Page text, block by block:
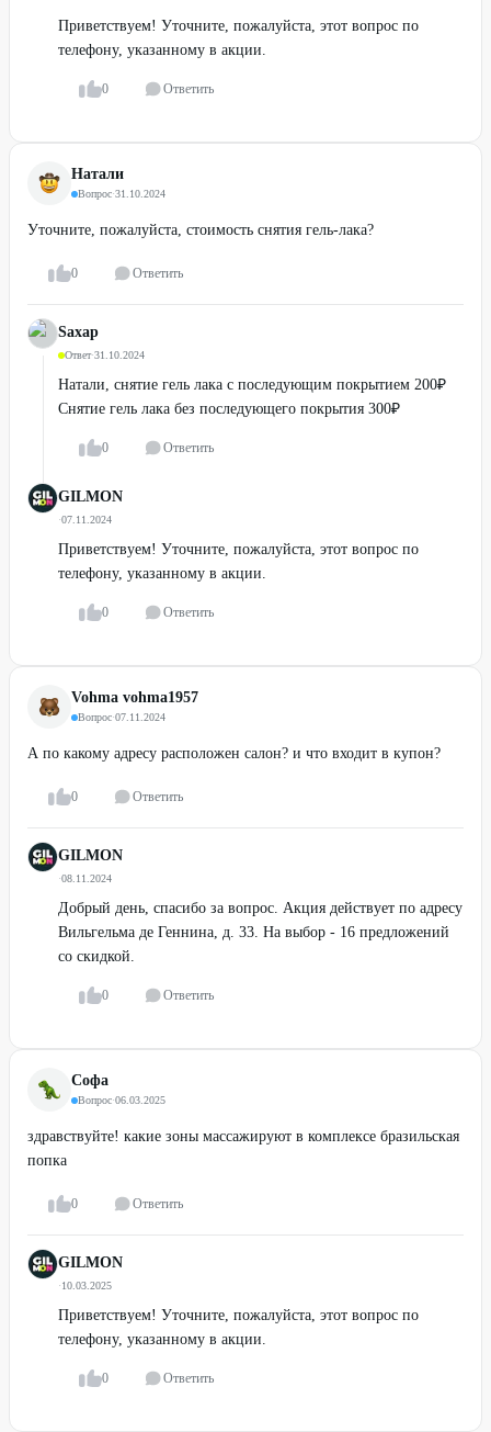
Приветствуем! Уточните, пожалуйста, этот вопрос по
телефону, указанному в акции.
0 Ответить
Натали
Вопрос·31.10.2024
Уточните, пожалуйста, стоимость снятия гель-лака?
0 Ответить
Sахар
Ответ·31.10.2024
Натали, снятие гель лака с последующим покрытием 200₽
Снятие гель лака без последующего покрытия 300₽
0 Ответить
GILMON
·07.11.2024
Приветствуем! Уточните, пожалуйста, этот вопрос по
телефону, указанному в акции.
0 Ответить
Vohma vohma1957
Вопрос·07.11.2024
А по какому адресу расположен салон? и что входит в купон?
0 Ответить
GILMON
·08.11.2024
Добрый день, спасибо за вопрос. Акция действует по адресу
Вильгельма де Геннина, д. 33. На выбор - 16 предложений
со скидкой.
0 Ответить
Софа
Вопрос·06.03.2025
здравствуйте! какие зоны массажируют в комплексе бразильская
попка
0 Ответить
GILMON
·10.03.2025
Приветствуем! Уточните, пожалуйста, этот вопрос по
телефону, указанному в акции.
0 Ответить